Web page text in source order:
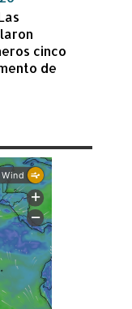
cinco
de